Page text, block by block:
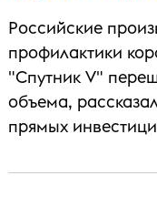
Российские
профилактики
"Спутник V"
объема,
прямых